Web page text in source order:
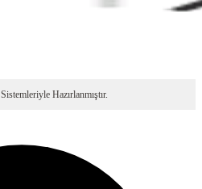
Sistemleriyle Hazırlanmıştır.